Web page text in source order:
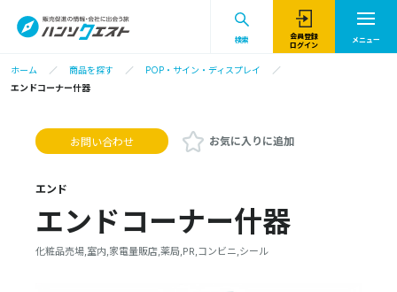
検索
会員登録
ログイン
メニュー
ホーム 商品を探す
POP・サイン・ディスプレイ
エンドコーナー什器
お問い合わせ お気に入りに追加
エンド
エンドコーナー什器
化粧品売場,室内,家電量販店,薬局,PR,コンビニ,シール